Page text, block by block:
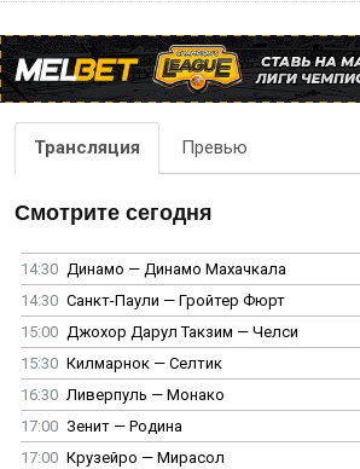
Трансляция Превью
Смотрите сегодня
14:30 Динамо — Динамо Махачкала
14:30 Санкт-Паули — Гройтер Фюрт
15:00 Джохор Дарул Такзим — Челси
15:30 Килмарнок — Селтик
16:30 Ливерпуль — Монако
17:00 Зенит — Родина
17:00 Крузейро — Мирасол